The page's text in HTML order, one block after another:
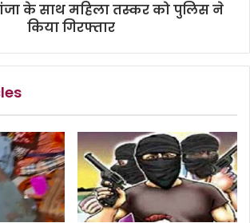
के साथ महिला तस्कर को पुलिस ने
किया गिरफ्तार